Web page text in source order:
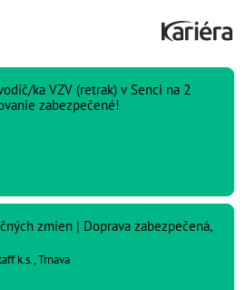
ka VZV (retrak) v Senci na 2
zabezpečené!
zmien | Doprava zabezpečená,
k.s., Trnava